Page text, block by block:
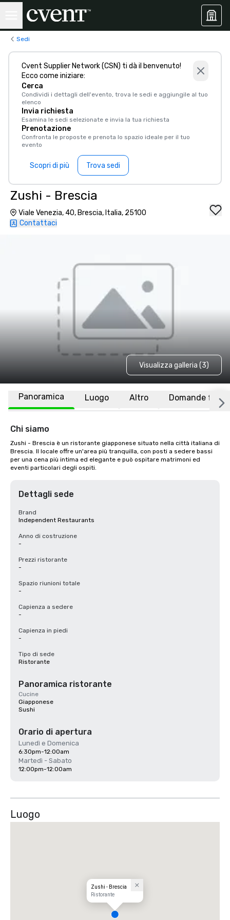
Sedi
Cvent Supplier Network (CSN) ti dà il benvenuto!
Ecco come iniziare:
Cerca
Condividi i dettagli dell'evento, trova le sedi e aggiungile al tuo
elenco
Invia richiesta
Esamina le sedi selezionate e invia la tua richiesta
Prenotazione
Confronta le proposte e prenota lo spazio ideale per il tuo
evento
Scopri di più Trova sedi
Zushi - Brescia
Viale Venezia, 40, Brescia, Italia, 25100
Contattaci
Visualizza galleria (3)
Panoramica Luogo Altro Domande
Chi siamo
Zushi - Brescia è un ristorante giapponese situato nella città italiana di
Brescia. Il locale offre un'area più tranquilla, con posti a sedere bassi
per una cena più intima ed elegante e può ospitare matrimoni ed
eventi particolari degli ospiti.
Dettagli sede
Brand
Independent Restaurants
Anno di costruzione
-
Prezzi ristorante
-
Spazio riunioni totale
-
Capienza a sedere
-
Capienza in piedi
-
Tipo di sede
Ristorante
Panoramica ristorante
Cucine
Giapponese
Sushi
Orario di apertura
Lunedì e Domenica
6:30pm-12:00am
Martedì - Sabato
12:00pm-12:00am
Luogo
Zushi - Brescia
Ristorante